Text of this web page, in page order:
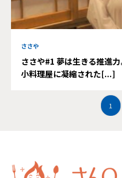
ささや
ささや#1 夢は生きる推進
小料理屋に凝縮された[...]
1